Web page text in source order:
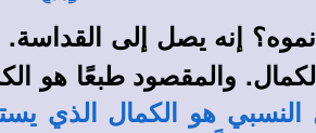
إنه يصل إلى القداسة.
والمقصود طبعًا هو
النسبي هو الكمال الذي